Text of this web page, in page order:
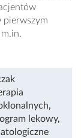
pierwszym
,
lekowy,